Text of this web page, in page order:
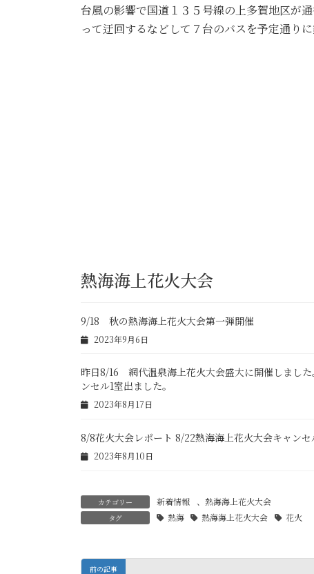
台風の影響で国道１３５号線の上多賀地区が
って迂回するなどして７台のバスを予定通り
熱海海上花火大会
9/18 秋の熱海海上花火大会第一弾開催
2023年9月6日
昨日8/16 網代温泉海上花火大会盛大に開催しまし
ンセル1室出ました。
2023年8月17日
8/8花火大会レポート 8/22熱海海上花火大会キャン
2023年8月10日
カテゴリー 新着情報 、 熱海海上花火大会
タグ 熱海 熱海海上花火大会 花火
前の記事